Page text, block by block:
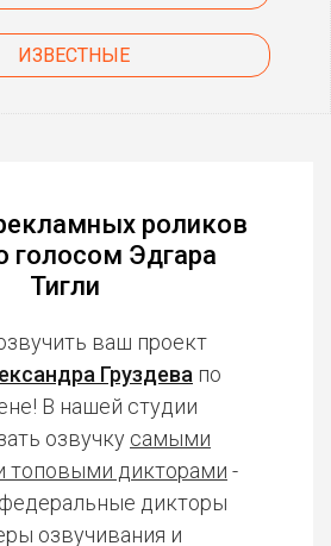
ИЗВЕСТНЫЕ
роликов
голосом Эдгара
Тигли
ваш проект
Груздева по
В нашей студии
озвучку самыми
топовыми дикторами -
дикторы
озвучивания и